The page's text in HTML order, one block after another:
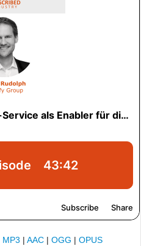
MP3 | AAC | OGG | OPUS